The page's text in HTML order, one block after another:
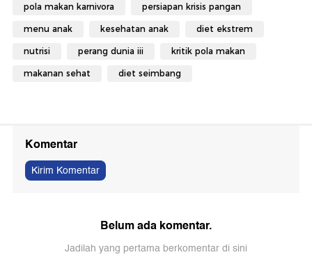
pola makan karnivora persiapan krisis pangan
menu anak kesehatan anak diet ekstrem
nutrisi perang dunia iii kritik pola makan
makanan sehat diet seimbang
Komentar
Kirim Komentar
Belum ada komentar.
Jadilah yang pertama berkomentar di sini